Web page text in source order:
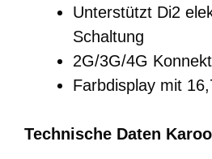
Unterstützt Di2
Schaltung
2G/3G/4G
Farbdisplay mit
Technische Daten